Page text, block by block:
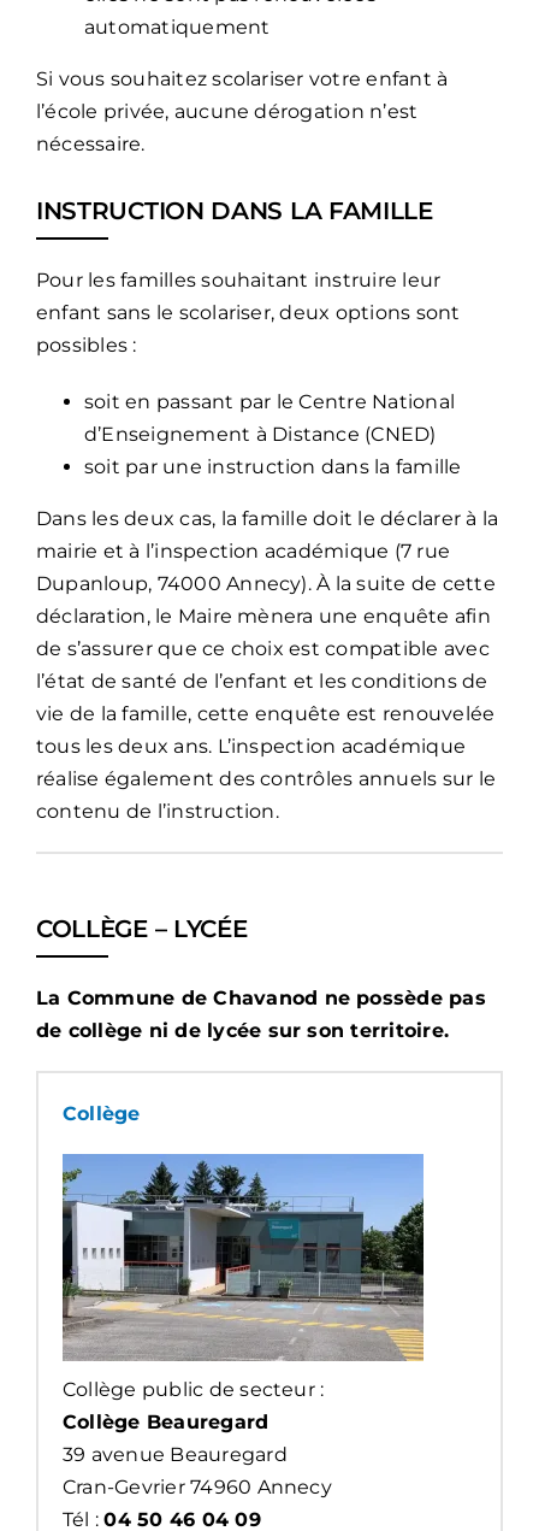
automatiquement
Si vous souhaitez scolariser votre enfant à
l’école privée, aucune dérogation n’est
nécessaire.
INSTRUCTION DANS LA FAMILLE
Pour les familles souhaitant instruire leur
enfant sans le scolariser, deux options sont
possibles :
soit en passant par le Centre National
d’Enseignement à Distance (CNED)
soit par une instruction dans la famille
Dans les deux cas, la famille doit le déclarer à la
mairie et à l’inspection académique (7 rue
Dupanloup, 74000 Annecy). À la suite de cette
déclaration, le Maire mènera une enquête afin
de s’assurer que ce choix est compatible avec
l’état de santé de l’enfant et les conditions de
vie de la famille, cette enquête est renouvelée
tous les deux ans. L’inspection académique
réalise également des contrôles annuels sur le
contenu de l’instruction.
COLLÈGE – LYCÉE
La Commune de Chavanod ne possède pas
de collège ni de lycée sur son territoire.
Collège
Collège public de secteur :
Collège Beauregard
39 avenue Beauregard
Cran-Gevrier 74960 Annecy
Tél :04 50 46 04 09